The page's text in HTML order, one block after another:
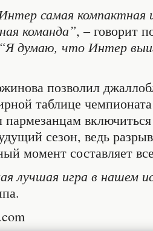
самая компактная
команда”, – говорит
“Я думаю, что Интер
позволил
таблице
пармезанцам
сезон, ведь
момент составляет
лучшая игра в нашем